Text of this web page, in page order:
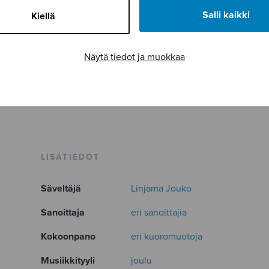
Kiellä Salli kaikki
Näytä tiedot ja muokkaa
LISÄTIEDOT
Säveltäjä
Linjama Jouko
Sanoittaja
eri sanoittajia
Kokoonpano
eri kuoromuotoja
Musiikkityyli
joulu